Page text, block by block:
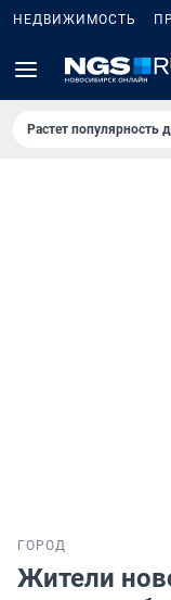
НЕДВИЖИМОСТЬ
Растет популярность
ГОРОД
Жители